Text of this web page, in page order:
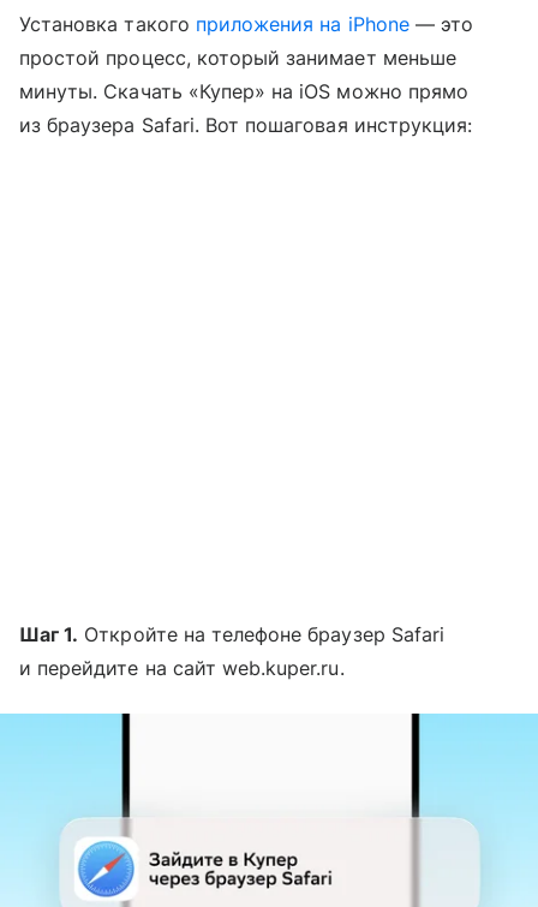
Установка такого приложения на iPhone— это
простой процесс, который занимает меньше
минуты. Скачать «Купер» на iOS можно прямо
из браузера Safari. Вот пошаговая инструкция:
Шаг 1. Откройте на телефоне браузер Safari
и перейдите на сайт web.kuper.ru.